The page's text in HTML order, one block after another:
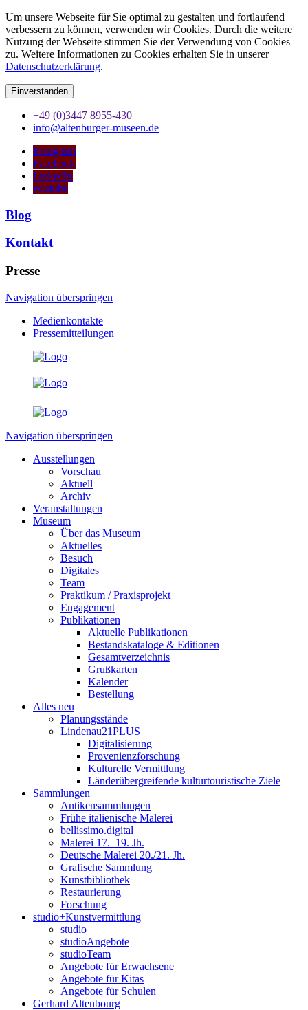
Um unsere Webseite für Sie optimal zu gestalten und fortlaufend
verbessern zu können, verwenden wir Cookies. Durch die weitere
Nutzung der Webseite stimmen Sie der Verwendung von Cookies
zu. Weitere Informationen zu Cookies erhalten Sie in unserer
Datenschutzerklärung.
Einverstanden
+49 (0)3447 8955-430
info@altenburger-museen.de
Instagram
Facebook
LinkedIn
youtube
Blog
Kontakt
Presse
Navigation überspringen
Medienkontakte
Pressemitteilungen
Navigation überspringen
Ausstellungen
Vorschau
Aktuell
Archiv
Veranstaltungen
Museum
Über das Museum
Aktuelles
Besuch
Digitales
Team
Praktikum / Praxisprojekt
Engagement
Publikationen
Aktuelle Publikationen
Bestandskataloge & Editionen
Gesamtverzeichnis
Grußkarten
Kalender
Bestellung
Alles neu
Planungsstände
Lindenau21PLUS
Digitalisierung
Provenienzforschung
Kulturelle Vermittlung
Länderübergreifende kulturtouristische Ziele
Sammlungen
Antikensammlungen
Frühe italienische Malerei
bellissimo.digital
Malerei 17.–19. Jh.
Deutsche Malerei 20./21. Jh.
Grafische Sammlung
Kunstbibliothek
Restaurierung
Forschung
studio+Kunstvermittlung
studio
studioAngebote
studioTeam
Angebote für Erwachsene
Angebote für Kitas
Angebote für Schulen
Gerhard Altenbourg